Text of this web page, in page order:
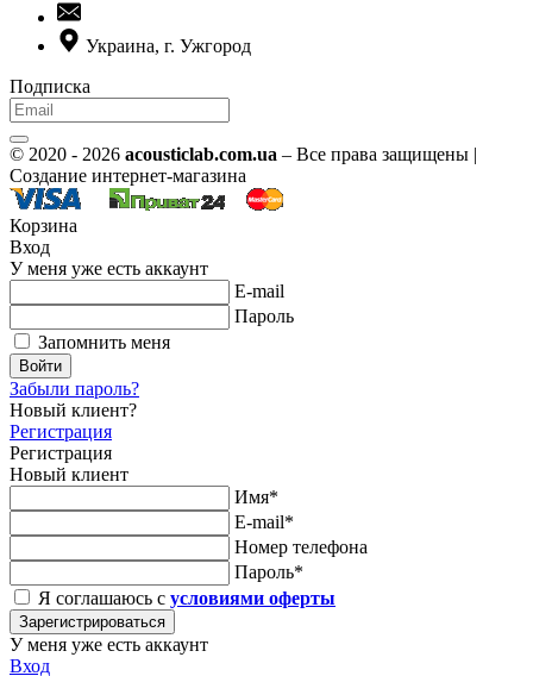
Украина, г. Ужгород
Подписка
© 2020 - 2026 acousticlab.com.ua – Все права защищены |
Создание интернет-магазина
Корзина
Вход
У меня уже есть аккаунт
E-mail
Пароль
Запомнить меня
Войти
Забыли пароль?
Новый клиент?
Регистрация
Регистрация
Новый клиент
Имя*
E-mail*
Номер телефона
Пароль*
Я соглашаюсь с условиями оферты
Зарегистрироваться
У меня уже есть аккаунт
Вход